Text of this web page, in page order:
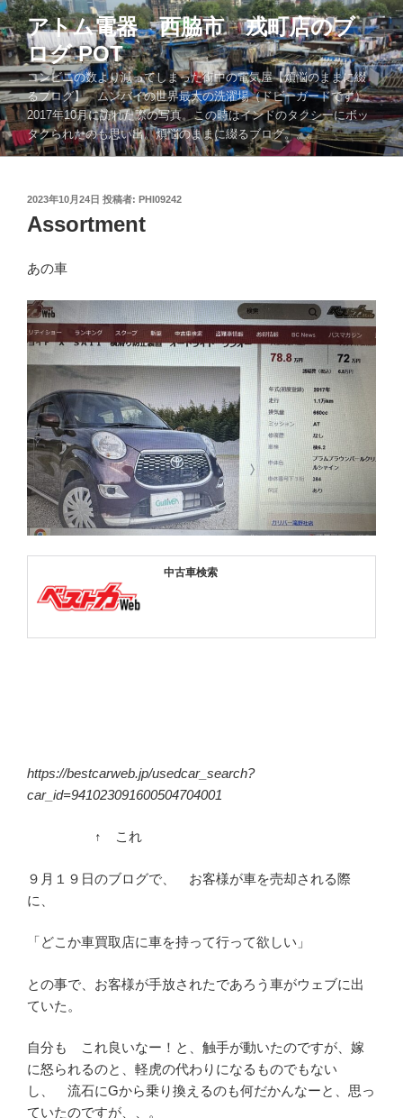
コ
ン
テ
ン
ツ
へ
ス
キ
アトム電器 西脇市 戎町店のブ
ログ POT
コンビニの数より減ってしまった街中の電気屋【煩悩のままに綴
るブログ】 ムンバイの世界最大の洗濯場（ドビーガードです）
2017年10月に訪れた際の写真。この時はインドのタクシーにボッ
タクられたのも思い出。煩悩のままに綴るブログ。。。
投
稿
日:
2023年10月24日 投稿者: PHI09242
Assortment
あの車
https://bestcarweb.jp/usedcar_search?
car_id=941023091600504704001
↑ これ
９月１９日のブログで、 お客様が車を売却される際
に、
「どこか車買取店に車を持って行って欲しい」
との事で、お客様が手放されたであろう車がウェブに出
ていた。
自分も これ良いなー！と、触手が動いたのですが、嫁
に怒られるのと、軽虎の代わりになるものでもない
し、 流石にGから乗り換えるのも何だかんなーと、思っ
ていたのですが、、。